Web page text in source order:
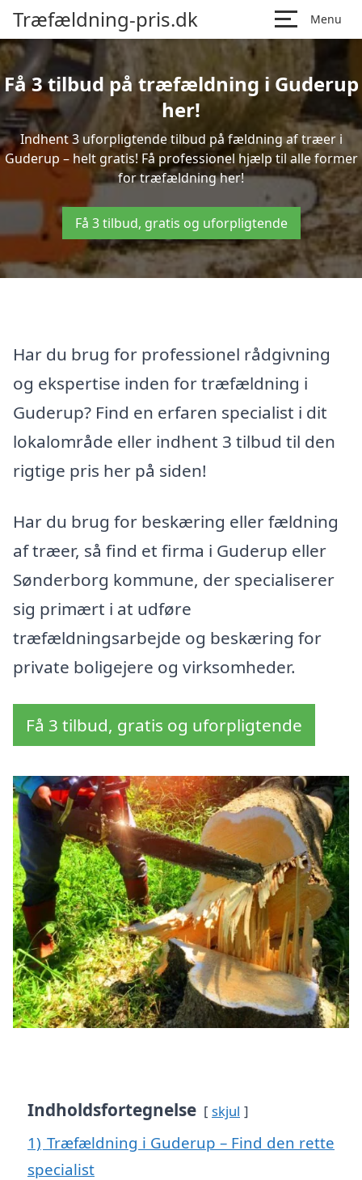
Træfældning-pris.dk Menu
Få 3 tilbud på træfældning i Guderup
her!
Indhent 3 uforpligtende tilbud på fældning af træer i
Guderup – helt gratis! Få professionel hjælp til alle former
for træfældning her!
Få 3 tilbud, gratis og uforpligtende
Har du brug for professionel rådgivning
og ekspertise inden for træfældning i
Guderup? Find en erfaren specialist i dit
lokalområde eller indhent 3 tilbud til den
rigtige pris her på siden!
Har du brug for beskæring eller fældning
af træer, så find et firma i Guderup eller
Sønderborg kommune, der specialiserer
sig primært i at udføre
træfældningsarbejde og beskæring for
private boligejere og virksomheder.
Få 3 tilbud, gratis og uforpligtende
Indholdsfortegnelse skjul
1) Træfældning i Guderup – Find den rette
specialist